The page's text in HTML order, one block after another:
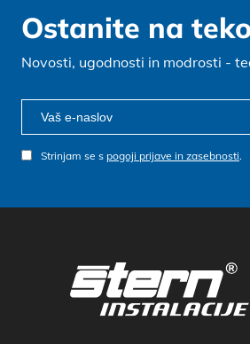
Ostanite na
Novosti, ugodnosti in modrosti -
Strinjam se s pogoji prijave in zasebnosti.